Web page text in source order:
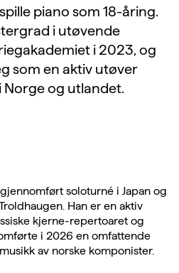
piano som 18-åring.
i utøvende
i 2023, og
som en aktiv utøver
og utlandet.
soloturné i Japan og
Han er en aktiv
kjerne-repertoaret og
i 2026 en omfattende
av norske komponister.